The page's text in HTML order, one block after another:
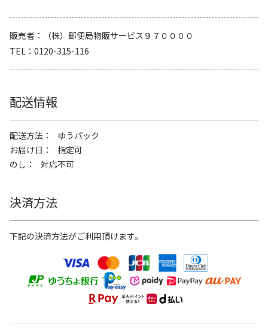
販売者
（株）郵便局物販サービス９７００００
TEL
0120-315-116
配送情報
配送方法
ゆうパック
お届け日
指定可
のし
対応不可
決済方法
下記の決済方法がご利用頂けます。